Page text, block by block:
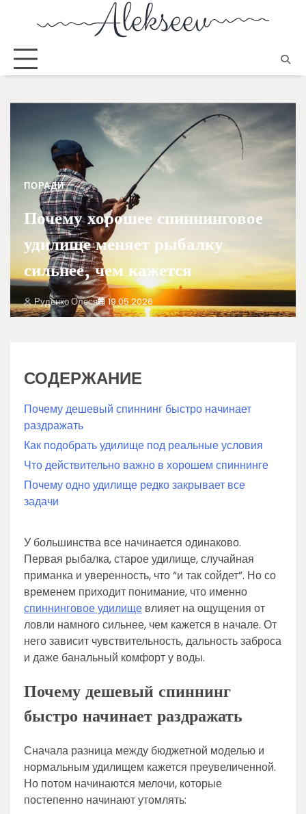
ПОРАДИ
Почему хорошее спиннинговое
удилище меняет рыбалку
сильнее, чем кажется
Руденко Олеся 19.05.2026
СОДЕРЖАНИЕ
Почему дешевый спиннинг быстро начинает
раздражать
Как подобрать удилище под реальные условия
Что действительно важно в хорошем спиннинге
Почему одно удилище редко закрывает все
задачи
У большинства все начинается одинаково.
Первая рыбалка, старое удилище, случайная
приманка и уверенность, что “и так сойдет”. Но со
временем приходит понимание, что именно
спиннинговое удилище влияет на ощущения от
ловли намного сильнее, чем кажется в начале. От
него зависит чувствительность, дальность заброса
и даже банальный комфорт у воды.
Почему дешевый спиннинг
быстро начинает раздражать
Сначала разница между бюджетной моделью и
нормальным удилищем кажется преувеличенной.
Но потом начинаются мелочи, которые
постепенно начинают утомлять: